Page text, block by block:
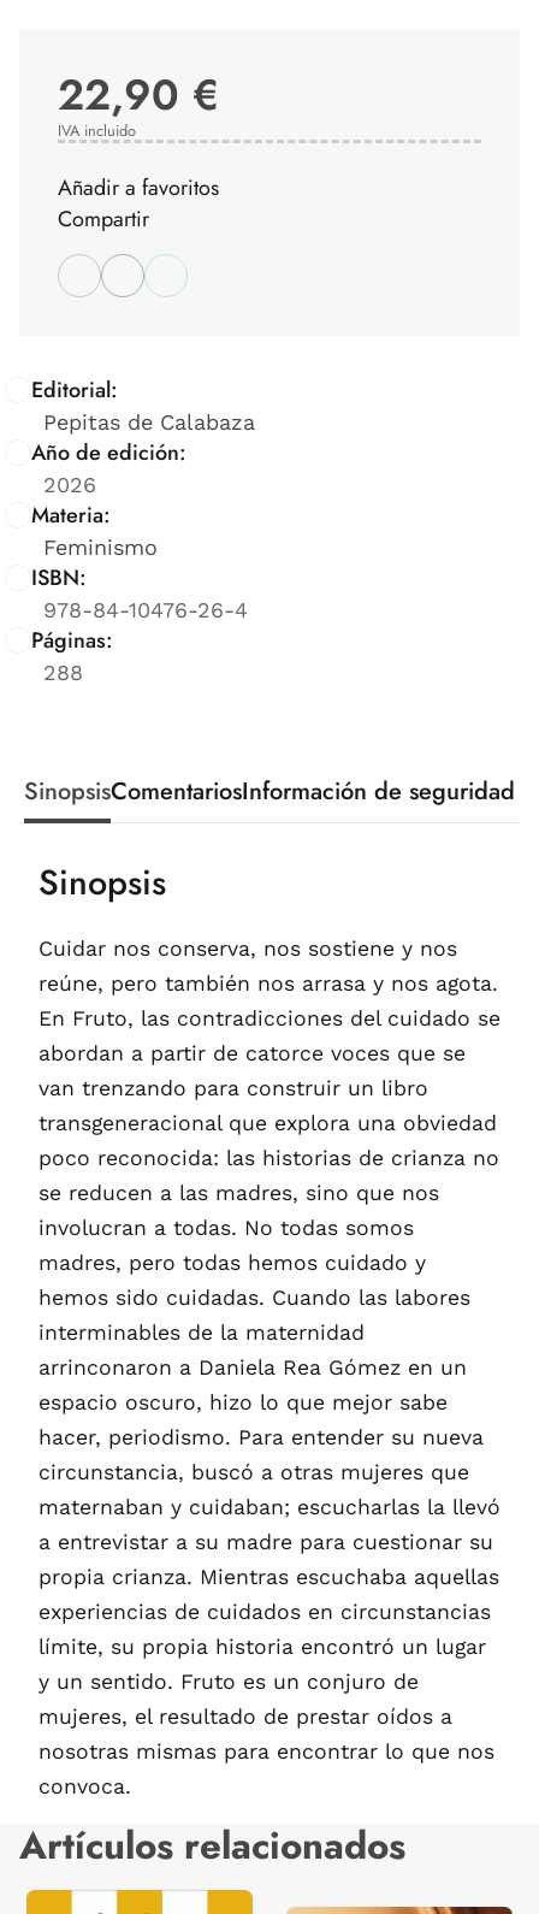
Editorial:
Pepitas de Calabaza
Año de edición:
2026
Materia:
Feminismo
ISBN:
978-84-10476-26-4
Páginas:
288
22,90 €
IVA incluido
Añadir a favoritos
Compartir
SinopsisComentariosInformación de seguridad
Sinopsis
Cuidar nos conserva, nos sostiene y nos
reúne, pero también nos arrasa y nos agota.
En Fruto, las contradicciones del cuidado se
abordan a partir de catorce voces que se
van trenzando para construir un libro
transgeneracional que explora una obviedad
poco reconocida: las historias de crianza no
se reducen a las madres, sino que nos
involucran a todas. No todas somos
madres, pero todas hemos cuidado y
hemos sido cuidadas. Cuando las labores
interminables de la maternidad
arrinconaron a Daniela Rea Gómez en un
espacio oscuro, hizo lo que mejor sabe
hacer, periodismo. Para entender su nueva
circunstancia, buscó a otras mujeres que
maternaban y cuidaban; escucharlas la llevó
a entrevistar a su madre para cuestionar su
propia crianza. Mientras escuchaba aquellas
experiencias de cuidados en circunstancias
límite, su propia historia encontró un lugar
y un sentido. Fruto es un conjuro de
mujeres, el resultado de prestar oídos a
nosotras mismas para encontrar lo que nos
convoca.
Artículos relacionados